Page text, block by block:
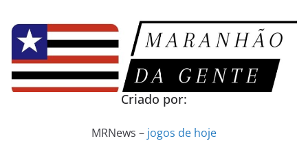
para
conteúdo
Criado por:
MRNews – jogos de hoje